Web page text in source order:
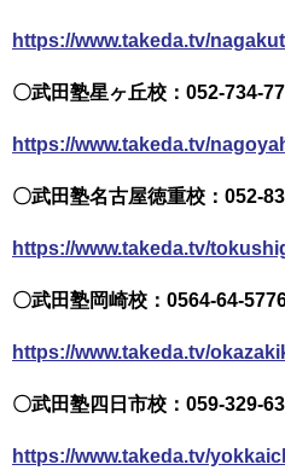
https://www.takeda.tv/
〇武田塾星ヶ丘校：052-734-
https://www.takeda.tv/
〇武田塾名古屋徳重校：052-
https://www.takeda.tv/
〇武田塾岡崎校：0564-64-
https://www.takeda.tv/
〇武田塾四日市校：059-329-
https://www.takeda.tv/